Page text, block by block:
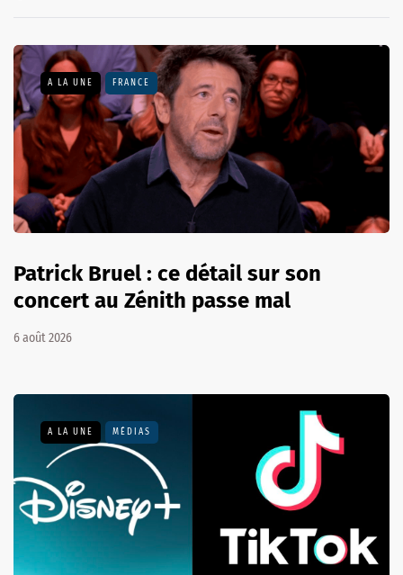
A LA UNE FRANCE
Patrick Bruel : ce détail sur son
concert au Zénith passe mal
6 août 2026
A LA UNE MÉDIAS